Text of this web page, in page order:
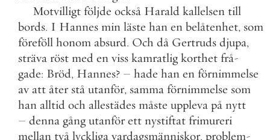
Motvilligt följde också Harald kallelsen till
bords. I Hannes min läste han en belåtenhet, som
föreföll honom absurd. Och då Gertruds djupa,
sträva röst med en viss kamratlig korthet frå-
gade: Bröd, Hannes? – hade han en förnimmelse
av att åter stå utanför, samma förnimmelse som
han alltid och allestädes måste uppleva på nytt
– denna gång utanför ett nystiftat frimureri
mellan två lyckliga vardagsmänniskor, problem-